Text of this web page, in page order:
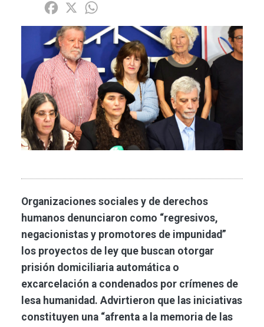
Share Facebook
X
Imagen
Organizaciones sociales y de derechos
humanos denunciaron como “regresivos,
negacionistas y promotores de impunidad”
los proyectos de ley que buscan otorgar
prisión domiciliaria automática o
excarcelación a condenados por crímenes de
lesa humanidad. Advirtieron que las iniciativas
constituyen una “afrenta a la memoria de las